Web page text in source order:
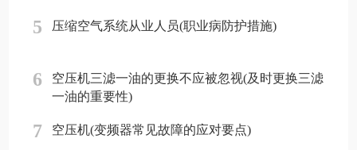
5 压缩空气系统从业人员(职业病防护措施)
6
空压机三滤一油的更换不应被忽视(及时更换三滤
一油的重要性)
7 空压机(变频器常见故障的应对要点)